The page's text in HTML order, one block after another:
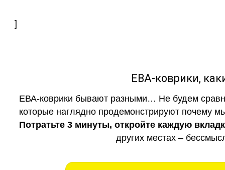
]
ЕВА-коврики,
ЕВА-коврики бывают разными… Не будем
которые наглядно продемонстрируют почему
Потратьте 3 минуты, откройте каждую
других местах –